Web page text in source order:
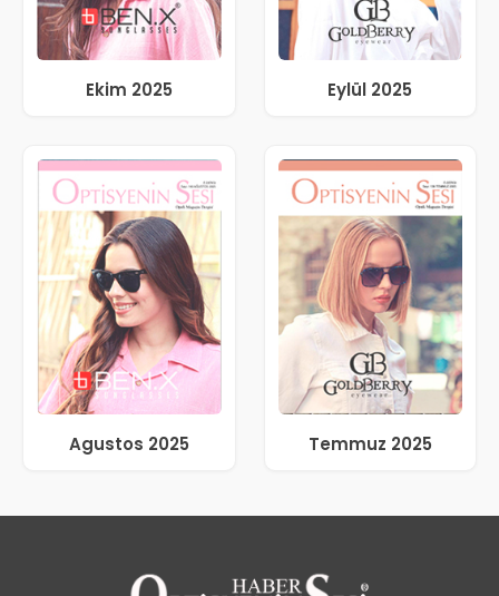
Ekim 2025 Eylül 2025
Agustos 2025 Temmuz 2025